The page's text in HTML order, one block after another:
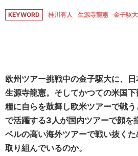
KEYWORD 桂川有人 生源寺龍憲 金子駆大
欧州ツアー挑戦中の金子駆大に、
生源寺龍憲。そしてかつての米国
糧に自らを鼓舞し欧米ツアーで戦
で活躍する3人が国内ツアーで顔を
ベルの高い海外ツアーで戦い抜く
取り組んでいるのか。